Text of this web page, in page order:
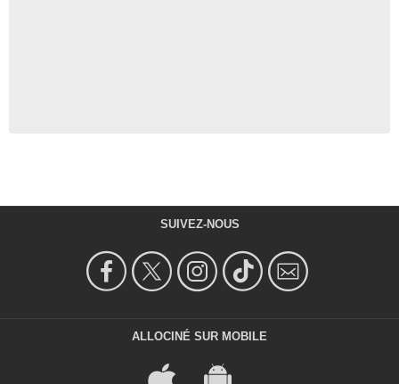
SUIVEZ-NOUS
ALLOCINÉ SUR MOBILE